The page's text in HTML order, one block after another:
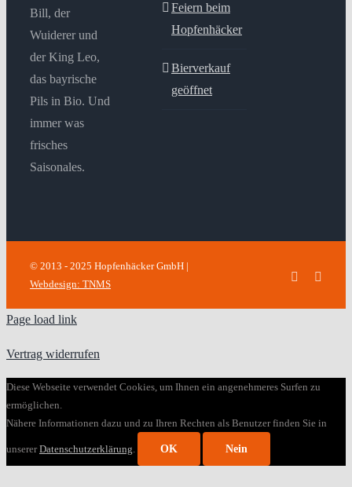
Bill, der
Wuiderer und
der King Leo,
das bayrische
Pils in Bio. Und
immer was
frisches
Saisonales.
Feiern beim
Hopfenhäcker
Bierverkauf
geöffnet
© 2013 - 2025 Hopfenhäcker GmbH |
Webdesign: TNMS
Facebook
Page load link
Vertrag widerrufen
Diese Webseite verwendet Cookies, um Ihnen ein angenehmeres Surfen zu
ermöglichen.
Nähere Informationen dazu und zu Ihren Rechten als Benutzer finden Sie in
unsererDatenschutzerklärung. OK Nein